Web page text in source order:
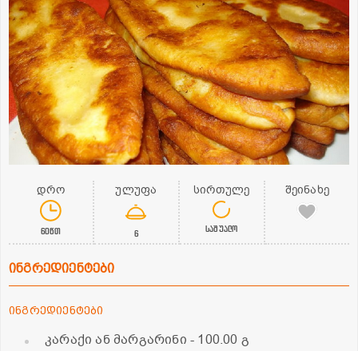
დრო
60წთ
ულუფა
6
სირთულე
საშუალო
შეინახე
ინგრედიენტები
ინგრედიენტები
კარაქი ან მარგარინი - 100.00 გ